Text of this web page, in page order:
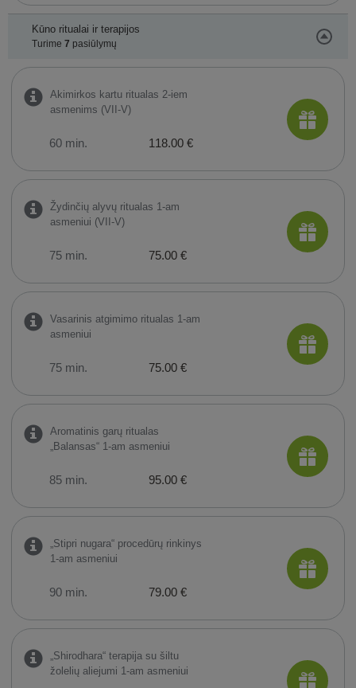
Kūno ritualai ir terapijos
Turime 7 pasiūlymų
Akimirkos kartu ritualas 2-iem
asmenims (VII-V)
60 min. 118.00 €
Žydinčių alyvų ritualas 1-am
asmeniui (VII-V)
75 min. 75.00 €
Vasarinis atgimimo ritualas 1-am
asmeniui
75 min. 75.00 €
Aromatinis garų ritualas
„Balansas“ 1-am asmeniui
85 min. 95.00 €
„Stipri nugara“ procedūrų rinkinys
1-am asmeniui
90 min. 79.00 €
„Shirodhara“ terapija su šiltu
žolelių aliejumi 1-am asmeniui